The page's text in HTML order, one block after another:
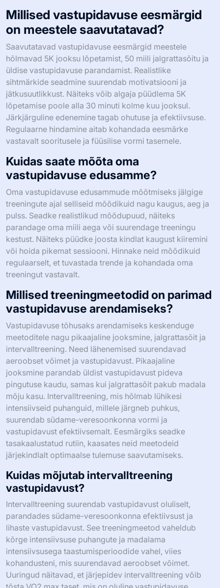
Millised vastupidavuse eesmärgid
on meestele saavutatavad?
Saavutatavad vastupidavuse eesmärgid meestele
hõlmavad 5K jooksu lõpetamist, 50 miili jalgrattasõitu ja
üldise vastupidavuse parandamist. Realistlike
sihtmärkide seadmine suurendab motivatsiooni ja
jätkusuutlikkust. Näiteks võib algaja püüdlema 5K
lõpetamise poole alla 30 minuti kolme kuu jooksul.
Järkjärguline edenemine tagab ohutuse ja efektiivsuse.
Regulaarne hindamine aitab kohandada eesmärke
vastavalt sooritusele ja füüsilise vormi tasemele.
Kuidas saate mõõta oma
vastupidavuse edusamme?
Oma vastupidavuse edusammude mõõtmiseks jälgige
treeningute ajal selliseid mõõdikuid nagu kaugus, aeg ja
pulss. Seadke realistlikud mõõdupuud, näiteks
parandage oma miili aega või suurendage treeningu
kestust. Näiteks püüdke joosta kindlat kaugust kiiremini
või hoida pikemat sessiooni. Hinnake neid mõõdikuid
regulaarselt, et tuvastada trende ja kohandada oma
treeningut vastavalt.
Millised treeningmeetodid on parimad
vastupidavuse arendamiseks?
Vastupidavuse tõhusaks arendamiseks keskenduge
meetoditele nagu pikaajaline jooksmine, jalgrattasõit ja
intervalltreening. Need lähenemised suurendavad
aeroobset võimet ja vastupidavust. Pikaajaline
jooksmine parandab üldist vastupidavust pideva
pingutuse kaudu, samas kui jalgrattasõit pakub madala
mõju kasu. Intervalltreening, mis hõlmab lühikesi
intensiivseid puhanguid, millele järgneb puhkus,
suurendab südame-veresoonkonna vormi ja
vastupidavust efektiivsemalt. Eesmärgiks seadke
tasakaalustatud rutiin, kaasates neid meetodeid
järjekindlalt optimaalse tulemuse saavutamiseks.
Kuidas mõjutab intervalltreening
vastupidavust?